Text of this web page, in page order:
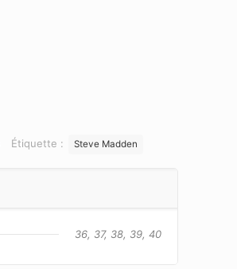
Étiquette : Steve Madden
36, 37, 38, 39, 40